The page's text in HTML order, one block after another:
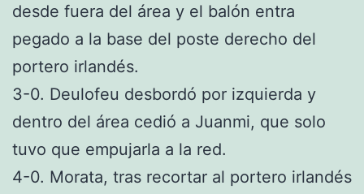
desde fuera del área y el balón entra
pegado a la base del poste derecho del
portero irlandés.
3-0. Deulofeu desbordó por izquierda y
dentro del área cedió a Juanmi, que solo
tuvo que empujarla a la red.
4-0. Morata, tras recortar al portero irlandés